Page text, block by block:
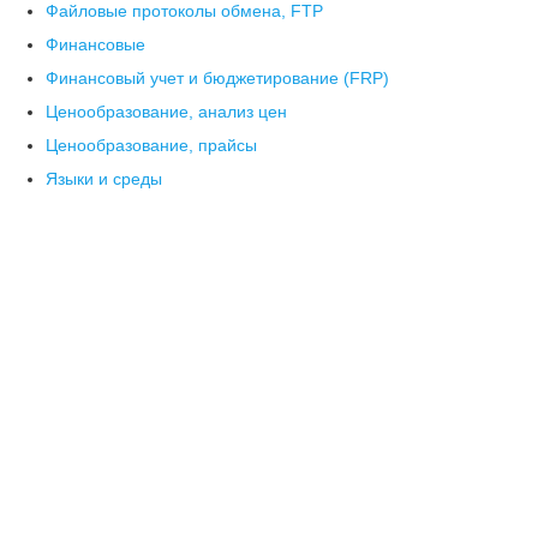
Файловые протоколы обмена, FTP
Финансовые
Финансовый учет и бюджетирование (FRP)
Ценообразование, анализ цен
Ценообразование, прайсы
Языки и среды